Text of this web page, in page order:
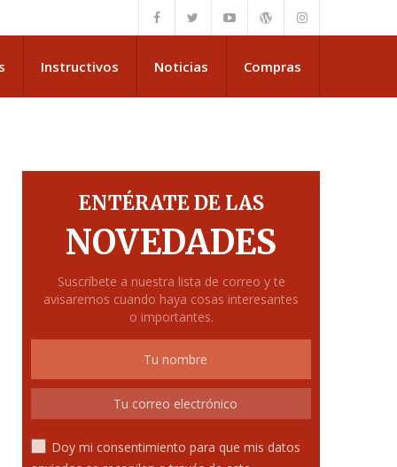
Instructivos Noticias Compras
ENTÉRATE DE LAS
NOVEDADES
Suscríbete a nuestra lista de correo y te
avisaremos cuando haya cosas interesantes
o importantes.
Doy mi consentimiento para que mis datos